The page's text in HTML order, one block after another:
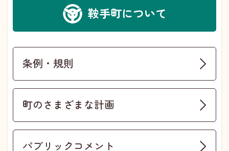
鞍手町について
条例・規則
町のさまざまな計画
パブリックコメント